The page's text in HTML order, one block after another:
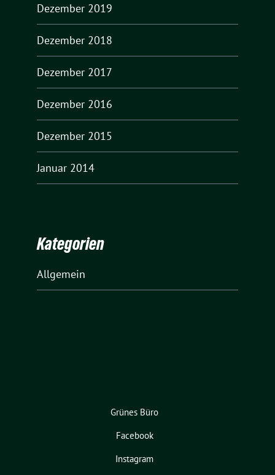
Dezember 2019
Dezember 2018
Dezember 2017
Dezember 2016
Dezember 2015
Januar 2014
Kategorien
Allgemein
Grünes Büro
Facebook
Instagram